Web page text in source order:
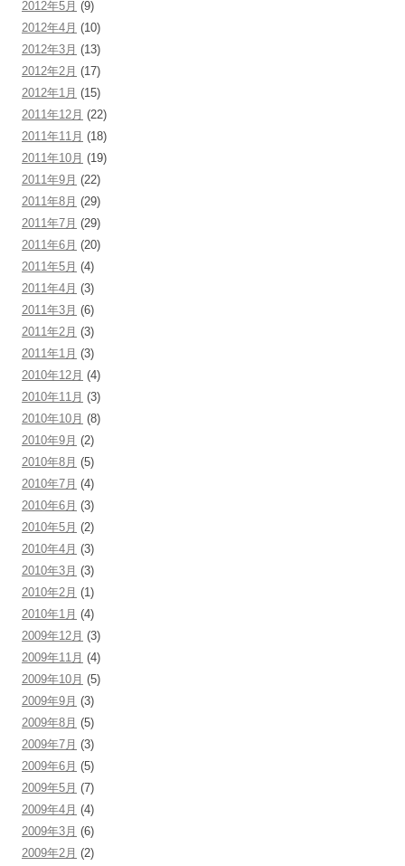
2012年5月 (9)
2012年4月 (10)
2012年3月 (13)
2012年2月 (17)
2012年1月 (15)
2011年12月 (22)
2011年11月 (18)
2011年10月 (19)
2011年9月 (22)
2011年8月 (29)
2011年7月 (29)
2011年6月 (20)
2011年5月 (4)
2011年4月 (3)
2011年3月 (6)
2011年2月 (3)
2011年1月 (3)
2010年12月 (4)
2010年11月 (3)
2010年10月 (8)
2010年9月 (2)
2010年8月 (5)
2010年7月 (4)
2010年6月 (3)
2010年5月 (2)
2010年4月 (3)
2010年3月 (3)
2010年2月 (1)
2010年1月 (4)
2009年12月 (3)
2009年11月 (4)
2009年10月 (5)
2009年9月 (3)
2009年8月 (5)
2009年7月 (3)
2009年6月 (5)
2009年5月 (7)
2009年4月 (4)
2009年3月 (6)
2009年2月 (2)